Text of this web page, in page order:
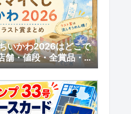
いかわ2026はどこで
舗・値段・全賞品・ラ